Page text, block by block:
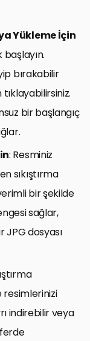
Yükleme İçin
bırakabilir
bir başlangıç
: Resminiz
sıkıştırma
bir şekilde
sağlar,
JPG dosyası
resimlerinizi
indirebilir veya